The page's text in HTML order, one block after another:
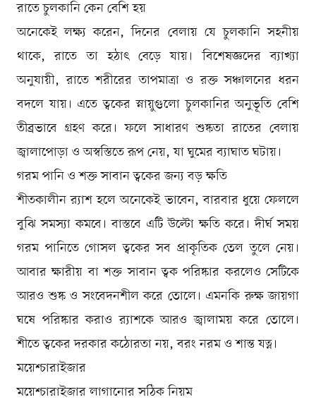
রাতে চুলকানি কেন বেশি হয়
অনেকেই লক্ষ্য করেন, দিনের বেলায় যে চুলকানি সহনীয়
থাকে, রাতে তা হঠাৎ বেড়ে যায়। বিশেষজ্ঞদের ব্যাখ্যা
অনুযায়ী, রাতে শরীরের তাপমাত্রা ও রক্ত সঞ্চালনের ধরন
বদলে যায়। এতে ত্বকের স্নায়ুগুলো চুলকানির অনুভূতি বেশি
তীব্রভাবে গ্রহণ করে। ফলে সাধারণ শুষ্কতা রাতের বেলায়
জ্বালাপোড়া ও অস্বস্তিতে রূপ নেয়, যা ঘুমের ব্যাঘাত ঘটায়।
গরম পানি ও শক্ত সাবান ত্বকের জন্য বড় ক্ষতি
শীতকালীন র‍্যাশ হলে অনেকেই ভাবেন, বারবার ধুয়ে ফেললে
বুঝি সমস্যা কমবে। বাস্তবে এটি উল্টো ক্ষতি করে। দীর্ঘ সময়
গরম পানিতে গোসল ত্বকের সব প্রাকৃতিক তেল তুলে নেয়।
আবার ক্ষারীয় বা শক্ত সাবান ত্বক পরিষ্কার করলেও সেটিকে
আরও শুষ্ক ও সংবেদনশীল করে তোলে। এমনকি রুক্ষ জায়গা
ঘষে পরিষ্কার করাও র‍্যাশকে আরও জ্বালাময় করে তোলে।
শীতে ত্বকের দরকার কঠোরতা নয়, বরং নরম ও শান্ত যত্ন।
ময়েশ্চারাইজার
ময়েশ্চারাইজার লাগানোর সঠিক নিয়ম